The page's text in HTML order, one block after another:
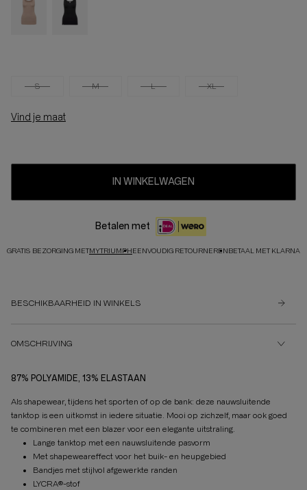
S M L XL
Vind je maat
IN WINKELWAGEN
Betalen met
GRATIS BEZORGING METMYTRIUMPHEENVOUDIG RETOURNERENBETAAL MET KLARNA
BESCHIKBAARHEID IN WINKELS
OMSCHRIJVING
87% POLYAMIDE, 13% ELASTAAN
Als shapewear, tijdens het sporten of op de bank: deze nauwsluitende
tanktop is een uitkomst in iedere situatie. Mooi op zichzelf, maar ook goed
te combineren met een blazer voor een elegante uitstraling.
Lange tanktop met een nauwsluitende pasvorm
Met shapeweareffect voor het buik- en heupgebied
Bandjes met stijlvol afgewerkte randen
LYCRA®-stof